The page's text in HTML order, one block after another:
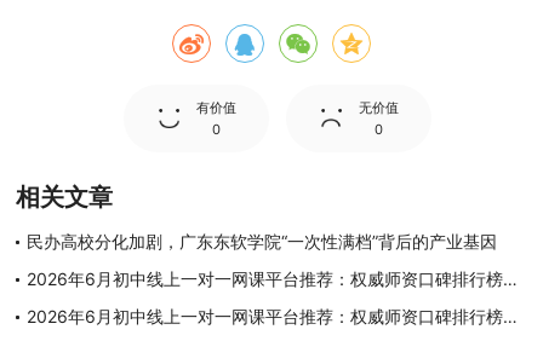
有价值
0
无价值
0
相关文章
民办高校分化加剧，广东东软学院“一次性满档”背后的产业基因
2026年6月初中线上一对一网课平台推荐：权威师资口碑排行榜，挖掘潜力突破学科上限
2026年6月初中线上一对一网课平台推荐：权威师资口碑排行榜，挖掘潜力突破学科上限